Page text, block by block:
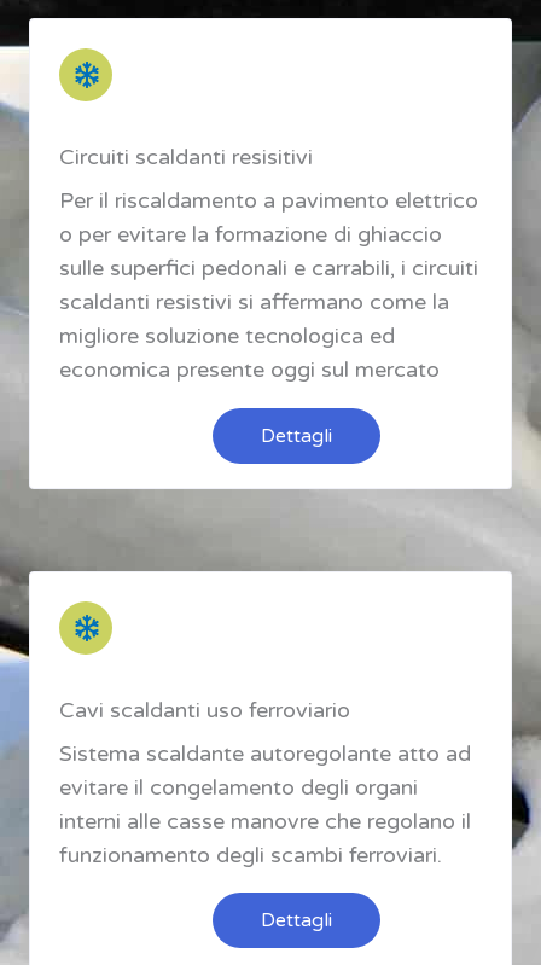
Circuiti scaldanti resisitivi
Per il riscaldamento a pavimento elettrico
o per evitare la formazione di ghiaccio
sulle superfici pedonali e carrabili, i circuiti
scaldanti resistivi si affermano come la
migliore soluzione tecnologica ed
economica presente oggi sul mercato
Dettagli
Cavi scaldanti uso ferroviario
Sistema scaldante autoregolante atto ad
evitare il congelamento degli organi
interni alle casse manovre che regolano il
funzionamento degli scambi ferroviari.
Dettagli